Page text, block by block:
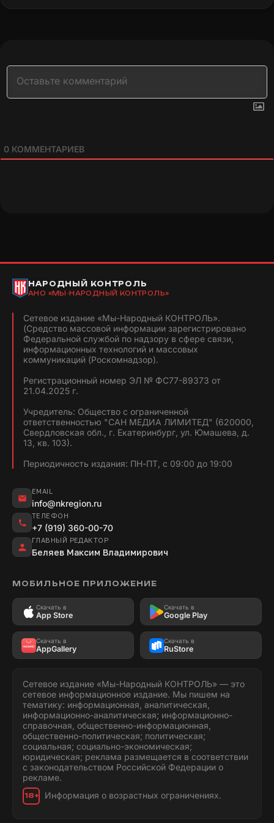
0 КОММЕНТАРИЕВ
НАРОДНЫЙ КОНТРОЛЬ
АНО «МЫ-НАРОДНЫЙ КОНТРОЛЬ»
Сетевое издание «Мы-Народный КОНТРОЛЬ».
(Средство массовой информации зарегистрировано
Федеральной службой по надзору в сфере связи,
информационных технологий и массовых
коммуникаций (Роскомнадзор).
Регистрационный номер ЭЛ № ФС77-89373 от
21.04.2025 г.
Учредитель: Общество с ограниченной
ответственностью "САН МЕДИА ЛИМИТЕД" (620000,
Свердловская обл., г. Екатеринбург, ул. Юмашева, д.
13, кв. 103).
Периодичность издания: ПН-ПТ, с 09:00 до 19:00
EMAIL
info@nkregion.ru
ТЕЛЕФОН
+7 (919) 360-00-70
ГЛАВНЫЙ РЕДАКТОР
Беляев Максим Владимирович
МОБИЛЬНОЕ ПРИЛОЖЕНИЕ
Скачать в
App Store
Скачать в
Google Play
Скачать в
AppGallery
Скачать в
RuStore
Сетевое издание «Мы-Народный КОНТРОЛЬ» — это
сетевое информационное издание. Мы пишем на
тематику: информационная, аналитическая,
информационно-аналитическая; информационно-
справочная, общественно-информационная,
общественно-политическая; политическая;
социальная; социально-экономическая;
юридическая; реклама размещается в соответствии
с законодательством Российской Федерации о
рекламе.
18+ Информация о возрастных ограничениях.